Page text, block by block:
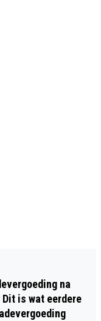
na
is wat eerdere